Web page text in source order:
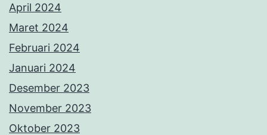
April 2024
Maret 2024
Februari 2024
Januari 2024
Desember 2023
November 2023
Oktober 2023